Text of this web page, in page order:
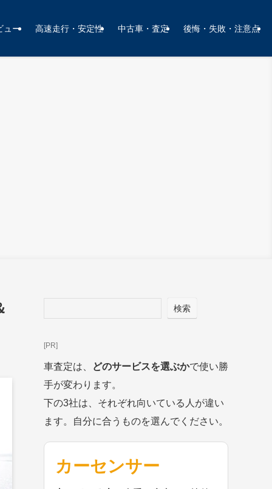
ュー 高速走行・安定性 中古車・査定 後悔・失敗・注意点
検索
[PR]
車査定は、 どのサービスを選ぶかで使い勝
手が変わります。
下の3社は、それぞれ向いている人が違い
ます。自分に合うものを選んでください。
カーセンサー